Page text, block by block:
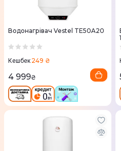
Водонагрівач Vestel TE50A20
Кешбек 249 ₴
4 999₴